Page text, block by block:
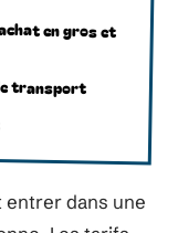
en gros et
transport
entrer dans une